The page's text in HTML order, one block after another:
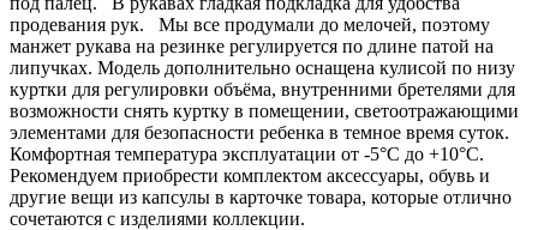
продевания рук. Мы все продумали до мелочей, поэтому
манжет рукава на резинке регулируется по длине патой на
липучках. Модель дополнительно оснащена кулисой по низу
куртки для регулировки объёма, внутренними бретелями для
возможности снять куртку в помещении, светоотражающими
элементами для безопасности ребенка в темное время суток.
Комфортная температура эксплуатации от -5°С до +10°С.
Рекомендуем приобрести комплектом аксессуары, обувь и
другие вещи из капсулы в карточке товара, которые отлично
сочетаются с изделиями коллекции.